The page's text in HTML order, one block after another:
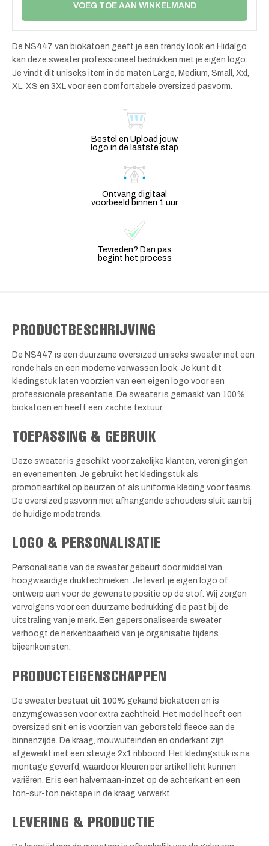
VOEG TOE AAN WINKELMAND
De NS447 van biokatoen geeft je een trendy look en Hidalgo
kan deze sweater professioneel bedrukken met je eigen logo.
Je vindt dit uniseks item in de maten Large, Medium, Small, Xxl,
XL, XS en 3XL voor een comfortabele oversized pasvorm.
Bestel en Upload jouw
logo in de laatste stap
Ontvang digitaal
voorbeeld binnen 1 uur
Tevreden? Dan pas
begint het process
PRODUCTBESCHRIJVING
De NS447 is een duurzame oversized uniseks sweater met een
ronde hals en een moderne verwassen look. Je kunt dit
kledingstuk laten voorzien van een eigen logo voor een
professionele presentatie. De sweater is gemaakt van 100%
biokatoen en heeft een zachte textuur.
TOEPASSING & GEBRUIK
Deze sweater is geschikt voor zakelijke klanten, verenigingen
en evenementen. Je gebruikt het kledingstuk als
promotieartikel op beurzen of als uniforme kleding voor teams.
De oversized pasvorm met afhangende schouders sluit aan bij
de huidige modetrends.
LOGO & PERSONALISATIE
Personalisatie van de sweater gebeurt door middel van
hoogwaardige druktechnieken. Je levert je eigen logo of
ontwerp aan voor de gewenste positie op de stof. Wij zorgen
vervolgens voor een duurzame bedrukking die past bij de
uitstraling van je merk. Een gepersonaliseerde sweater
verhoogt de herkenbaarheid van je organisatie tijdens
bijeenkomsten.
PRODUCTEIGENSCHAPPEN
De sweater bestaat uit 100% gekamd biokatoen en is
enzymgewassen voor extra zachtheid. Het model heeft een
oversized snit en is voorzien van geborsteld fleece aan de
binnenzijde. De kraag, mouwuiteinden en onderkant zijn
afgewerkt met een stevige 2x1 ribboord. Het kledingstuk is na
montage geverfd, waardoor kleuren per artikel licht kunnen
variëren. Er is een halvemaan-inzet op de achterkant en een
ton-sur-ton nektape in de kraag verwerkt.
LEVERING & PRODUCTIE